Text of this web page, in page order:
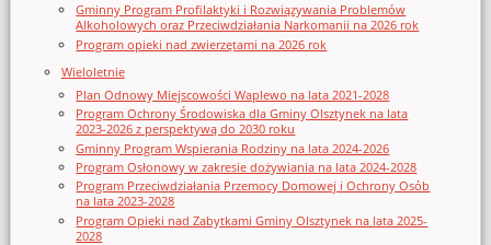
Gminny Program Profilaktyki i Rozwiązywania Problemów
Alkoholowych oraz Przeciwdziałania Narkomanii na 2026 rok
Program opieki nad zwierzętami na 2026 rok
Wieloletnie
Plan Odnowy Miejscowości Waplewo na lata 2021-2028
Program Ochrony Środowiska dla Gminy Olsztynek na lata
2023-2026 z perspektywą do 2030 roku
Gminny Program Wspierania Rodziny na lata 2024-2026
Program Osłonowy w zakresie dożywiania na lata 2024-2028
Program Przeciwdziałania Przemocy Domowej i Ochrony Osób
na lata 2023-2028
Program Opieki nad Zabytkami Gminy Olsztynek na lata 2025-
2028